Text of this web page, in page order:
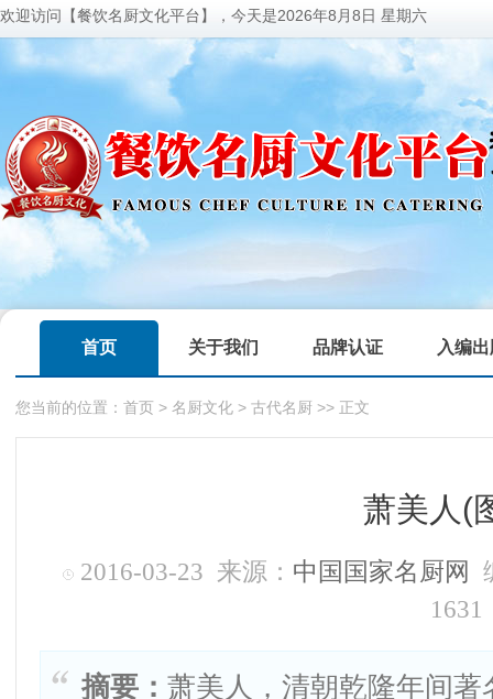
欢迎访问【餐饮名厨文化平台】，今天是2026年8月8日 星期六
首页 关于我们 品牌认证 入编
您当前的位置： 首页> 名厨文化> 古代名厨>> 正文
萧美人(
2016-03-23 来源： 中国国家名厨网
1631
摘要： 萧美人，清朝乾隆年间